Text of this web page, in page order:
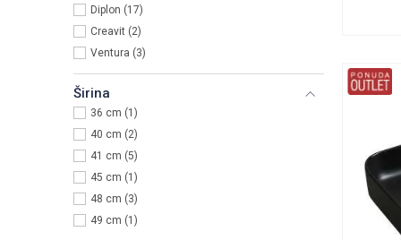
Diplon (17)
Creavit (2)
Ventura (3)
Širina
36 cm (1)
40 cm (2)
41 cm (5)
45 cm (1)
48 cm (3)
49 cm (1)